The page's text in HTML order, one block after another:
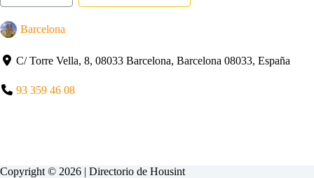
Barcelona
C/ Torre Vella, 8, 08033 Barcelona, Barcelona 08033, España
93 359 46 08
Copyright © 2026 | Directorio de Housint